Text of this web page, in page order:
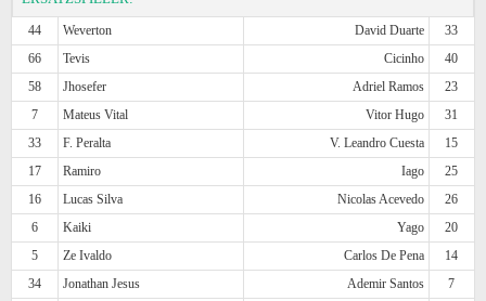
44 Weverton David Duarte
33
66
Tevis Cicinho
40
58
Jhosefer Adriel Ramos
23
7
Mateus Vital Vitor Hugo
31
33
F. Peralta V. Leandro Cuesta
15
17
Ramiro Iago
25
16
Lucas Silva Nicolas Acevedo
26
6
Kaiki Yago
20
5
Ze Ivaldo Carlos De Pena
14
34
Jonathan Jesus Ademir Santos
7